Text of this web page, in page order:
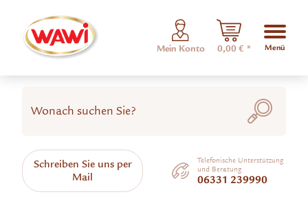
Mein Konto 0,00 € * Menü
Schreiben Sie uns per
Mail
Telefonische Unterstützung
und Beratung
06331 239990